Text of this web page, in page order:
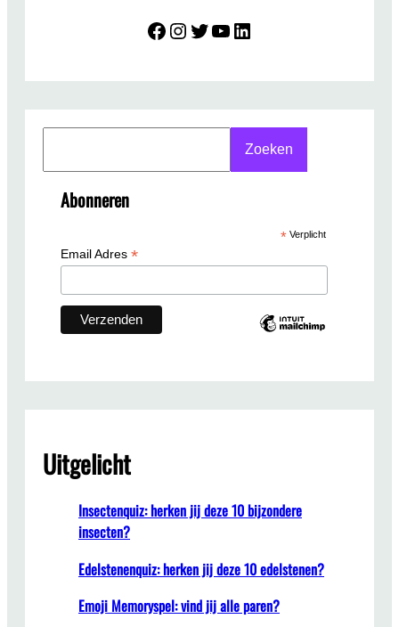
Mindreset InstagramTwitter YouTube LinkedIn
Zoeken
Abonneren
*Verplicht
Email Adres *
Uitgelicht
Insectenquiz: herken jij deze 10 bijzondere
insecten?
Edelstenenquiz: herken jij deze 10 edelstenen?
Emoji Memoryspel: vind jij alle paren?